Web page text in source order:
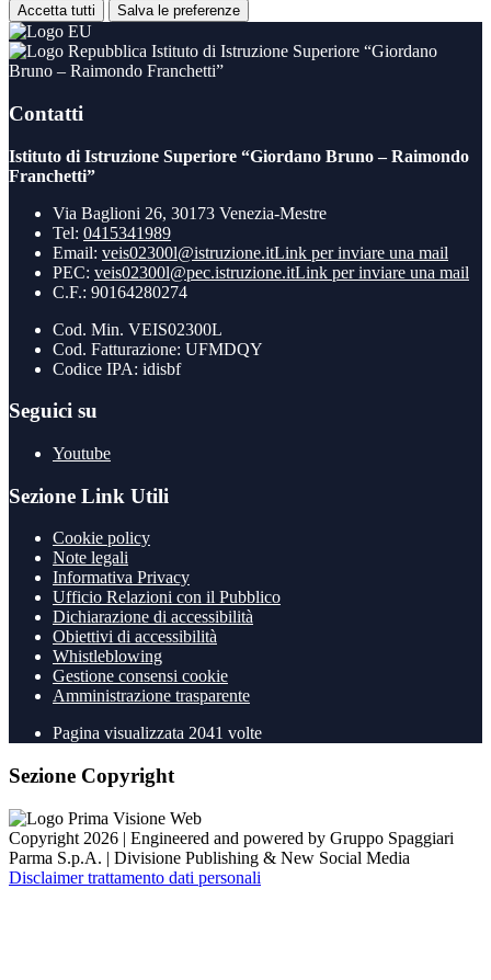
Accetta tutti Salva le preferenze
Istituto di Istruzione Superiore “Giordano
Bruno – Raimondo Franchetti”
Contatti
Istituto di Istruzione Superiore “Giordano Bruno – Raimondo
Franchetti”
Via Baglioni 26, 30173 Venezia-Mestre
Tel: 0415341989
Email: veis02300l@istruzione.itLink per inviare una mail
PEC: veis02300l@pec.istruzione.itLink per inviare una mail
C.F.: 90164280274
Cod. Min. VEIS02300L
Cod. Fatturazione: UFMDQY
Codice IPA: idisbf
Seguici su
Youtube
Sezione Link Utili
Cookie policy
Note legali
Informativa Privacy
Ufficio Relazioni con il Pubblico
Dichiarazione di accessibilità
Obiettivi di accessibilità
Whistleblowing
Gestione consensi cookie
Amministrazione trasparente
Pagina visualizzata 2041 volte
Sezione Copyright
Copyright 2026 | Engineered and powered by Gruppo Spaggiari
Parma S.p.A. | Divisione Publishing & New Social Media
Disclaimer trattamento dati personali